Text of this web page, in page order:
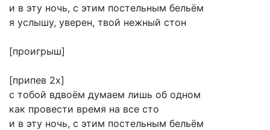
и в эту ночь, с этим постельным бельём
я услышу, уверен, твой нежный стон
[проигрыш]
[припев 2х]
с тобой вдвоём думаем лишь об одном
как провести время на все сто
и в эту ночь, с этим постельным бельём